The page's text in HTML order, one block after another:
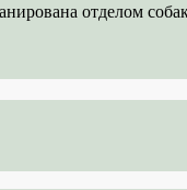
отделом